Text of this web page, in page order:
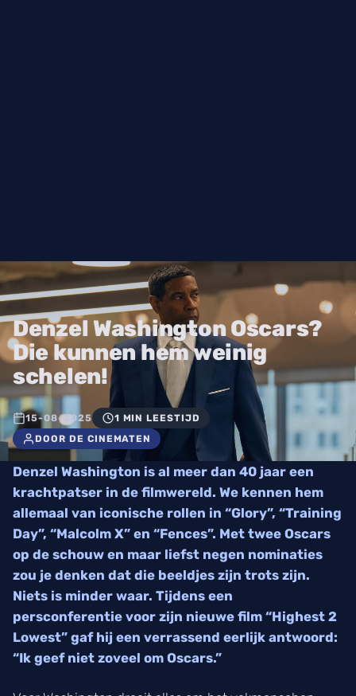
Denzel Washington Oscars?
Die kunnen hem weinig
schelen!
15-08-2025
1 MIN LEESTIJD
DOOR DE CINEMATEN
Denzel Washington is al meer dan 40 jaar een
krachtpatser in de filmwereld. We kennen hem
allemaal van iconische rollen in “Glory”, “Training
Day”, “Malcolm X” en “Fences”. Met twee Oscars
op de schouw en maar liefst negen nominaties
zou je denken dat die beeldjes zijn trots zijn.
Niets is minder waar. Tijdens een
persconferentie voor zijn nieuwe film “Highest 2
Lowest” gaf hij een verrassend eerlijk antwoord:
“Ik geef niet zoveel om Oscars.”